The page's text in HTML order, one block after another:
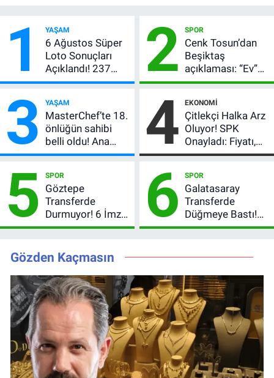
1 YAŞAM
6 Ağustos Süper
Loto Sonuçları
Açıklandı! 237
Milyon TL’lik
2 SPOR
Cenk Tosun’dan
Beşiktaş
açıklaması: “Ev”
dedi, asıl mesajı
verdi
3 YAŞAM
MasterChef’te 18.
önlüğün sahibi
belli oldu! Ana
kadroya giren
oldu?
4 EKONOMI
Çitlekçi Halka Arz
Oluyor! SPK
Onayladı: Fiyatı,
Lot Sayısı ve
Tarihi
5 SPOR
Göztepe
Transferde
Durmuyor! 6 İmza
Sonrası Yeni
Oldu
6 SPOR
Galatasaray
Transferde
Düğmeye Bastı!
Leao, Camavinga
Gözden Kaçmasın